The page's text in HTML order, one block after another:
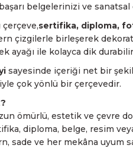
başarı belgelerinizi ve
sertifika, diploma,
çizgilerle birleşerek
ayağı ile kolayca dik
sayesinde içeriği net bir
çok yönlü bir çerçevedir.
ömürlü, estetik ve çevre
diploma, belge, resim
sade ve her mekâna uyum